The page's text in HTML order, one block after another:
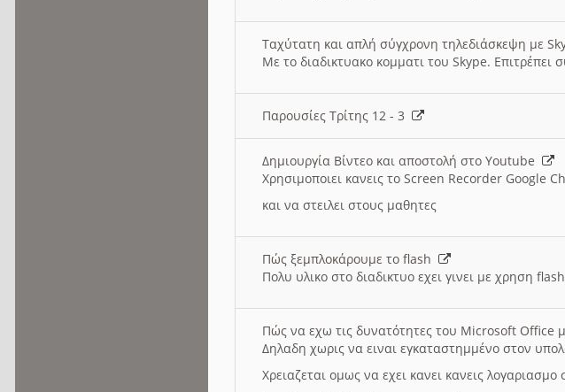
Ταχύτατη και απλή σύγχρονη τηλεδιάσκεψη με
Με το διαδικτυακο κομματι του Skype.
Παρουσίες Τρίτης 12 - 3
Δημιουργία Βίντεο και αποστολή στο Youtube
Χρησιμοποιει κανεις το Screen Recorder Google
και να στειλει στους μαθητες
Πώς ξεμπλοκάρουμε το flash
Πολυ υλικο στο διαδικτυο εχει γινει με χρηση flash
Πώς να εχω τις δυνατότητες του Microsoft Office
Δηλαδη χωρις να ειναι εγκαταστημμένο στον
Χρειαζεται ομως να εχει κανει κανεις